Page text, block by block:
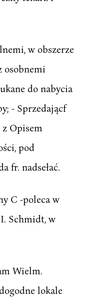
w obszerze
osobnemi
do nabycia
- Sprzedającf
z Opisem
pod
fr. nadsełać.
C -poleca w
Schmidt, w
Wielm.
lokale